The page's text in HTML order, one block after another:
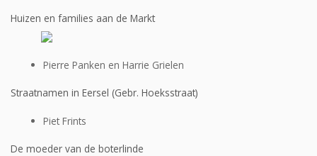
Huizen en families aan de Markt
Pierre Panken en Harrie Grielen
Straatnamen in Eersel (Gebr. Hoeksstraat)
Piet Frints
De moeder van de boterlinde